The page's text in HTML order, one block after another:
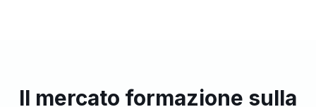
Il mercato formazione sulla